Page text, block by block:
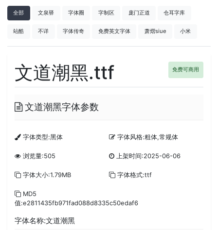
全部 文泉驿 字体圈 字制区 庞门正道 仓耳字库
站酷 不详 字体传奇 免费英文字体 萧熠siue 小米
文道潮黑.ttf 免费可商用
文道潮黑字体参数
字体类型:黑体 字体风格:粗体,常规体
浏览量:505 上架时间:2025-06-06
字体大小:1.79MB 字体格式:ttf
MD5
值:e2811435fb971fad088d8335c50edaf6
字体名称:文道潮黑